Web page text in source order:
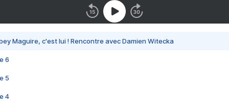
Maguire, c'est lui ! Rencontre avec Damien Witecka
6
5
4